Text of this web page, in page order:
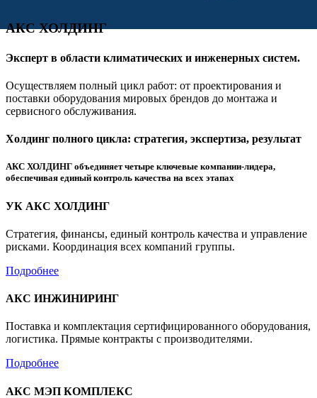
АКС ХОЛДИНГ
Эксперт в области климатических и инженерных систем.
Осуществляем полный цикл работ: от проектирования и
поставки оборудования мировых брендов до монтажа и
сервисного обслуживания.
Холдинг полного цикла: стратегия, экспертиза, результат
АКС ХОЛДИНГ объединяет четыре ключевые компании-лидера,
обеспечивая единый контроль качества на всех этапах
УК АКС ХОЛДИНГ
Стратегия, финансы, единый контроль качества и управление
рисками. Координация всех компаний группы.
Подробнее
АКС ИНЖИНИРИНГ
Поставка и комплектация сертифицированного оборудования,
логистика. Прямые контракты с производителями.
Подробнее
АКС МЭП КОМПЛЕКС